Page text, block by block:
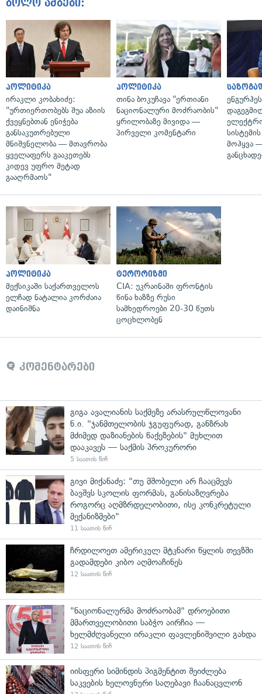
ბოლო ამბები:
პოლიტიკა
ირაკლი კობახიძე:
"ურთიერთობებს შუა აზიის
ქვეყნებთან ენიჭება
განსაკუთრებული
მნიშვნელობა — მთავრობა
ყველაფერს გააკეთებს
კიდევ უფრო მეტად
გააღრმაოს"
პოლიტიკა
თინა ბოკუჩავა "ერთიანი
ნაციონალური მოძრაობის"
ყრილობაზე მივიდა —
პირველი კომენტარი
მოჰყვა
პოლიტიკა
მექსიკაში საქართველოს
ელჩად ნატალია კორძაია
დაინიშნა
ტერორიზმი
CIA: უკრაინაში ფრონტის
წინა ხაზზე რუსი
სამხედროები 20-30 წუთს
ცოცხლობენ
კომენტარები
გიგა ავალიანის საქმეზე არასრულწლოვანი
ნ.ი. "ჯანმთელობის ჯგუფურად, განზრახ
მძიმედ დაზიანების წაქეზების" მუხლით
დააკავეს — საქმის პროკურორი
5 საათის წინ
გივი მიქანაძე: "თუ მშობელი არ ჩააცმევს
ბავშვს სკოლის ფორმას, განისაზღვრება
როგორც აღმზრდელობითი, ისე კონკრეტული
მექანიზმები"
11 საათის წინ
ჩრდილოეთ ამერიკულ მტკნარი წყლის თევზში
გადამდები კიბო აღმოაჩინეს
12 საათის წინ
"ნაციონალურმა მოძრაობამ" დროებითი
მმართველობითი საბჭო აირჩია —
ხელმძღვანელი ირაკლი ფავლენიშვილი გახდა
12 საათის წინ
იისფერი სიმინდის პიგმენტით შეიძლება
საკვების ხელოვნური საღებავი ჩაანაცვლონ